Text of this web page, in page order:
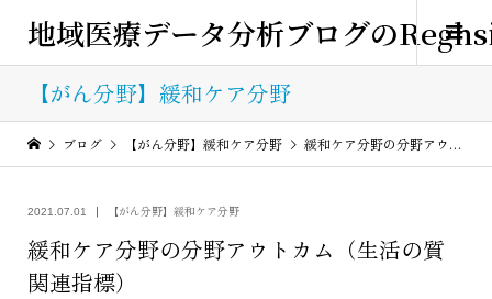
地域医療データ分析ブログの
【がん分野】緩和ケア分野
ブログ 【がん分野】緩和ケア分野 緩和ケア分野の分野アウトカム（生活の質関連指標）
2021.07.01 【がん分野】緩和ケア分野
緩和ケア分野の分野アウトカム（生活の質
関連指標）